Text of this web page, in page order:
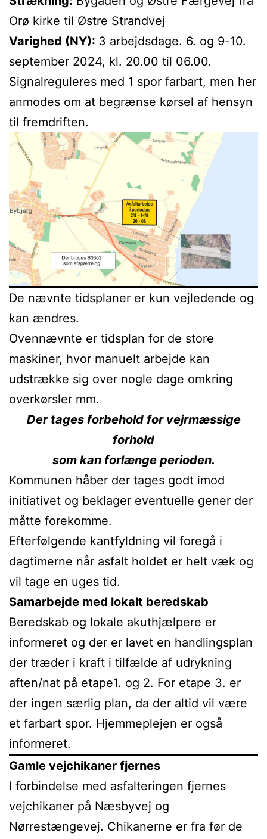
Orø kirke til Østre Strandvej
Varighed (NY): 3 arbejdsdage. 6. og 9-10.
september 2024, kl. 20.00 til 06.00.
Signalreguleres med 1 spor farbart, men her
anmodes om at begrænse kørsel af hensyn
til fremdriften.
De nævnte tidsplaner er kun vejledende og
kan ændres.
Ovennævnte er tidsplan for de store
maskiner, hvor manuelt arbejde kan
udstrække sig over nogle dage omkring
overkørsler mm.
Der tages forbehold for vejrmæssige
forhold
som kan forlænge perioden.
Kommunen håber der tages godt imod
initiativet og beklager eventuelle gener der
måtte forekomme.
Efterfølgende kantfyldning vil foregå i
dagtimerne når asfalt holdet er helt væk og
vil tage en uges tid.
Samarbejde med lokalt beredskab
Beredskab og lokale akuthjælpere er
informeret og der er lavet en handlingsplan
der træder i kraft i tilfælde af udrykning
aften/nat på etape1. og 2. For etape 3. er
der ingen særlig plan, da der altid vil være
et farbart spor. Hjemmeplejen er også
informeret.
Gamle vejchikaner fjernes
I forbindelse med asfalteringen fjernes
vejchikaner på Næsbyvej og
Nørrestængevej. Chikanerne er fra før de